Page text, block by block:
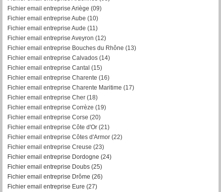
Fichier email entreprise Ariège (09)
Fichier email entreprise Aube (10)
Fichier email entreprise Aude (11)
Fichier email entreprise Aveyron (12)
Fichier email entreprise Bouches du Rhône (13)
Fichier email entreprise Calvados (14)
Fichier email entreprise Cantal (15)
Fichier email entreprise Charente (16)
Fichier email entreprise Charente Maritime (17)
Fichier email entreprise Cher (18)
Fichier email entreprise Corrèze (19)
Fichier email entreprise Corse (20)
Fichier email entreprise Côte d'Or (21)
Fichier email entreprise Côtes d'Armor (22)
Fichier email entreprise Creuse (23)
Fichier email entreprise Dordogne (24)
Fichier email entreprise Doubs (25)
Fichier email entreprise Drôme (26)
Fichier email entreprise Eure (27)